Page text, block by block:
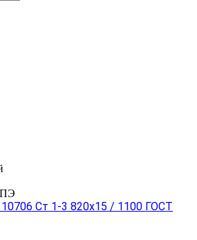
ПЭ
Ст 1-3 820x15 / 1100 ГОСТ